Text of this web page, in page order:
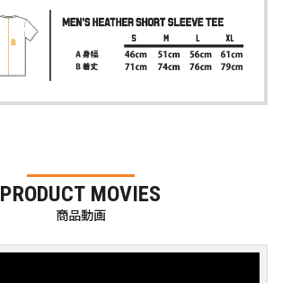
PRODUCT MOVIES
商品動画